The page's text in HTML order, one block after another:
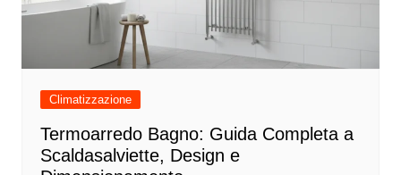
Climatizzazione
Termoarredo Bagno: Guida Completa a
Scaldasalviette, Design e